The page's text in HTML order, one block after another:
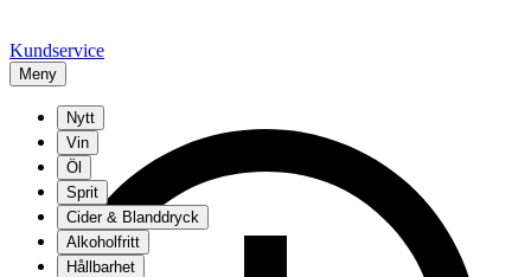
Kundservice
Meny
Nytt
Vin
Öl
Sprit
Cider & Blanddryck
Alkoholfritt
Hållbarhet